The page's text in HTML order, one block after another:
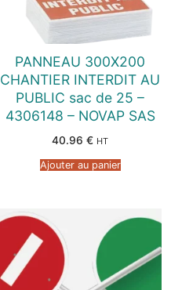
PANNEAU 300X200
CHANTIER INTERDIT AU
PUBLIC sac de 25 –
4306148 – NOVAP SAS
40.96 € HT
Ajouter au panier